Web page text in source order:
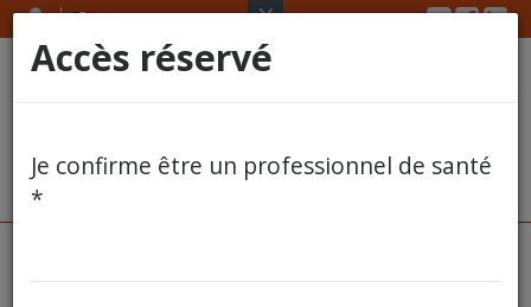
Skip
to
content
Twitter
SARL
Accès réservé
Je confirme être un professionnel de santé
*
Nouscontacter